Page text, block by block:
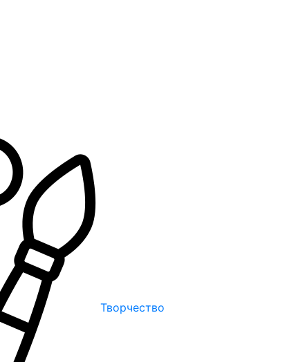
Творчество